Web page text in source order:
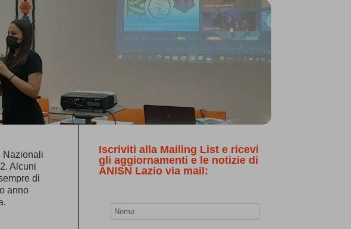
Nazionali
Alcuni
di
anno
Iscriviti alla Mailing List e ricevi
gli aggiornamenti e le notizie di
ANISN Lazio via mail: